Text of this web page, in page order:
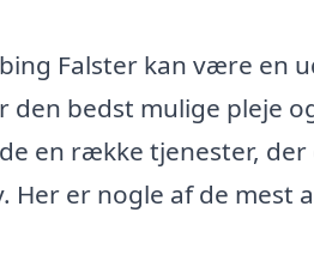
Falster kan være en
den bedst mulige pleje
en række tjenester,
er nogle af de mest